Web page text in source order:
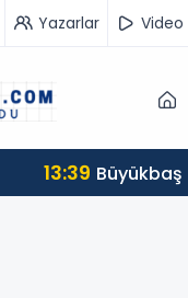
Yazarlar Video
13:39 Büyükbaş